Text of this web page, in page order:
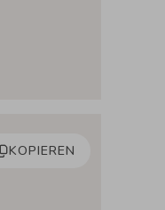
KOPIEREN